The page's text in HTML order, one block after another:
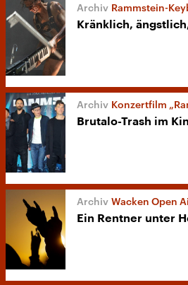
Rammstein-
Kränklich,
Konzertfilm
Brutalo-Trash im
Wacken Open
Ein Rentner unter